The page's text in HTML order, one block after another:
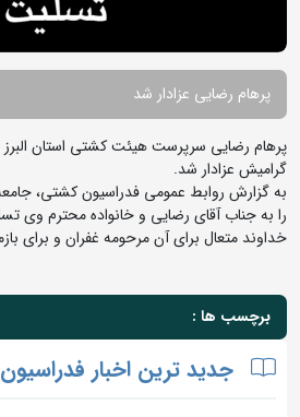
پرهام رضایی عزادار شد
پرهام رضایی سرپرست هیئت کشتی استان
گرامیش عزادار شد.
به گزارش روابط عمومی فدراسیون کشتی،
را به جناب آقای رضایی و خانواده محترم وی
خداوند متعال برای آن مرحومه غفران و برای
برچسب ها :
جدید ترین اخبار فدراسیون